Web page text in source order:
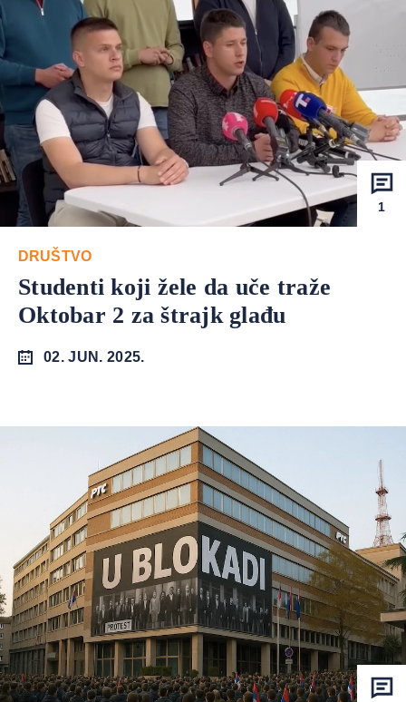
1
DRUŠTVO
Studenti koji žele da uče traže
Oktobar 2 za štrajk glađu
02. JUN. 2025.